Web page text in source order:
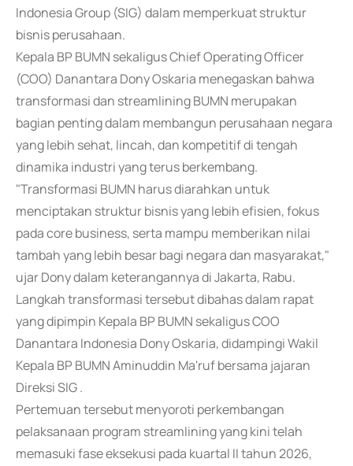
Indonesia Group (SIG) dalam memperkuat struktur
bisnis perusahaan.
Kepala BP BUMN sekaligus Chief Operating Officer
(COO) Danantara Dony Oskaria menegaskan bahwa
transformasi dan streamlining BUMN merupakan
bagian penting dalam membangun perusahaan negara
yang lebih sehat, lincah, dan kompetitif di tengah
dinamika industri yang terus berkembang.
"Transformasi BUMN harus diarahkan untuk
menciptakan struktur bisnis yang lebih efisien, fokus
pada core business, serta mampu memberikan nilai
tambah yang lebih besar bagi negara dan masyarakat,"
ujar Dony dalam keterangannya di Jakarta, Rabu.
Langkah transformasi tersebut dibahas dalam rapat
yang dipimpin Kepala BP BUMN sekaligus COO
Danantara Indonesia Dony Oskaria, didampingi Wakil
Kepala BP BUMN Aminuddin Ma'ruf bersama jajaran
Direksi SIG .
Pertemuan tersebut menyoroti perkembangan
pelaksanaan program streamlining yang kini telah
memasuki fase eksekusi pada kuartal II tahun 2026,